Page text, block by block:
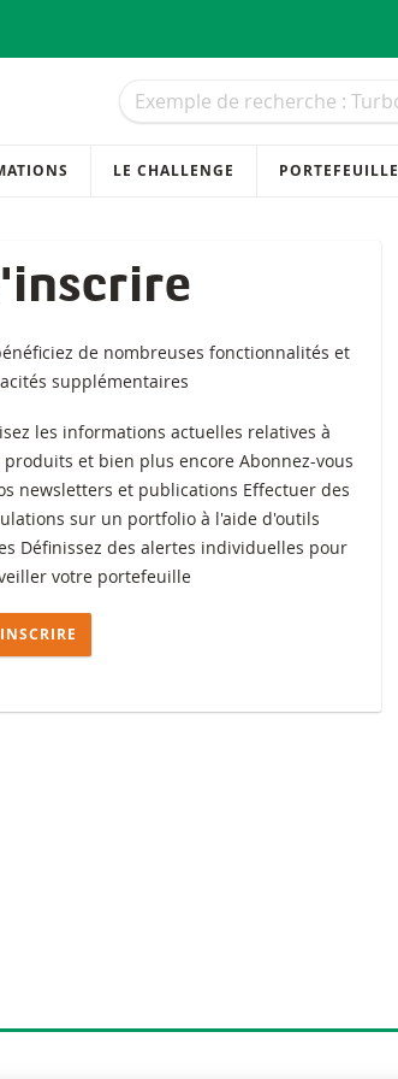
Recherche
Recherche
LE CHALLENGE PORTEFEUILLE
de nombreuses fonctionnalités et
supplémentaires
les informations actuelles relatives à
produits et bien plus encore Abonnez-vous
newsletters et publications Effectuer des
sur un portfolio à l'aide d'outils
Définissez des alertes individuelles pour
votre portefeuille